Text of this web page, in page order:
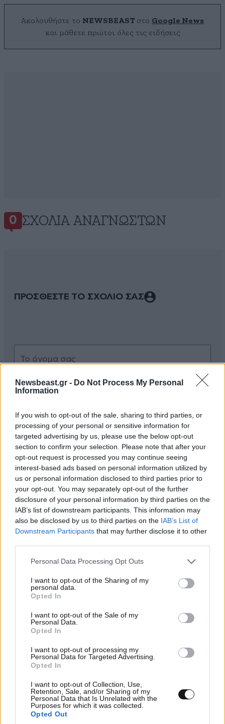
Newsbeast.gr - Do Not Process My Personal
Information
If you wish to opt-out of the sale, sharing to third parties, or
processing of your personal or sensitive information for
targeted advertising by us, please use the below opt-out
section to confirm your selection. Please note that after your
opt-out request is processed you may continue seeing
interest-based ads based on personal information utilized by
us or personal information disclosed to third parties prior to
your opt-out. You may separately opt-out of the further
disclosure of your personal information by third parties on the
IAB’s list of downstream participants. This information may
also be disclosed by us to third parties on the IAB’s List of
Downstream Participants that may further disclose it to other
Please note that this website/app uses one or more Google
not limited to your visit or usage behaviour. You may click to
grant or deny consent to Google and its third-party tags to
use your data for below specified purposes in below Google
consent section.
Personal Data Processing Opt Outs
I want to opt-out of the Sharing of my
personal data.
Opted In
I want to opt-out of the Sale of my
Personal Data.
Opted In
I want to opt-out of processing my
Personal Data for Targeted Advertising.
Opted In
I want to opt-out of Collection, Use,
Retention, Sale, and/or Sharing of my
Personal Data that Is Unrelated with the
Purposes for which it was collected.
Opted Out
Ακολουθήστε το NEWSBEAST στο Google News
και μάθετε πρώτοι όλες τις ειδήσεις
0 ΣΧΌΛΙΑ ΑΝΑΓΝΩΣΤΏΝ
ΠΡΟΣΘΕΣΤΕ ΤΟ ΣΧΟΛΙΟ ΣΑΣ
Xαρακτήρες: 0/1000
Διαβάστε και ακολουθήστε τους κανόνες σχολιασμού
ΠΡΟΣΘΗΚΗ
TRENDING
ΕΛΛΑΔΑ2 ω. πριν
Ζευγάρι από τις ΗΠΑ που «υιοθέτησε» τον
Αφγανό κατηγορούμενο για τη δολοφονία της
Ελίζαμπεθ Ρος: «Είμαστε συντετριμμένοι – Δεν